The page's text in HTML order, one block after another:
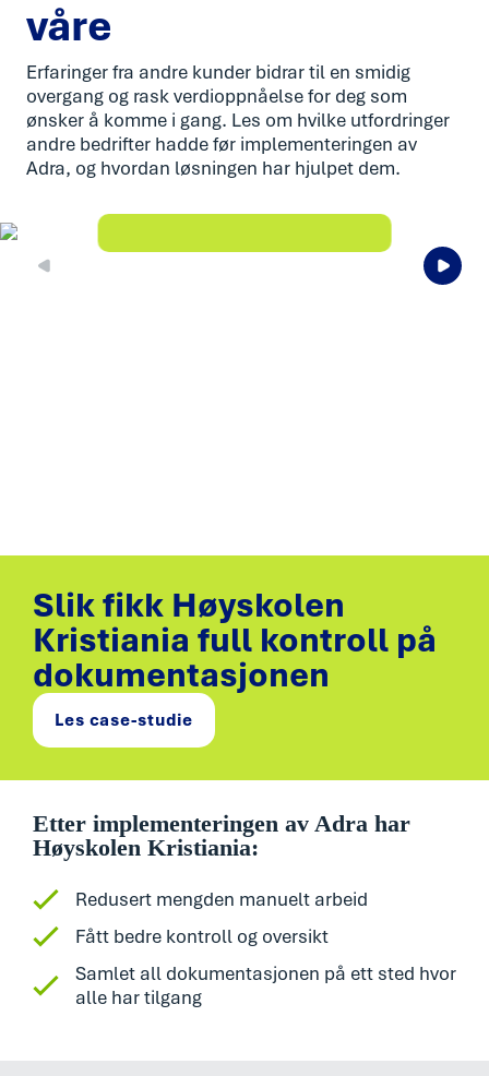
våre
Erfaringer fra andre kunder bidrar til en smidig
overgang og rask verdioppnåelse for deg som
ønsker å komme i gang. Les om hvilke utfordringer
andre bedrifter hadde før implementeringen av
Adra, og hvordan løsningen har hjulpet dem.
Slik fikk Høyskolen
Kristiania full kontroll på
dokumentasjonen
Les case-studie
Etter implementeringen av Adra har
Høyskolen Kristiania:
Redusert mengden manuelt arbeid
Fått bedre kontroll og oversikt
Samlet all dokumentasjonen på ett sted hvor
alle har tilgang